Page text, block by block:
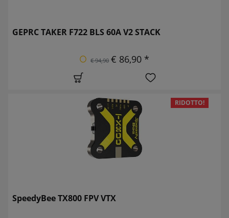
GEPRC TAKER F722 BLS 60A V2 STACK
€ 94,90 € 86,90 *
RIDOTTO!
SpeedyBee TX800 FPV VTX